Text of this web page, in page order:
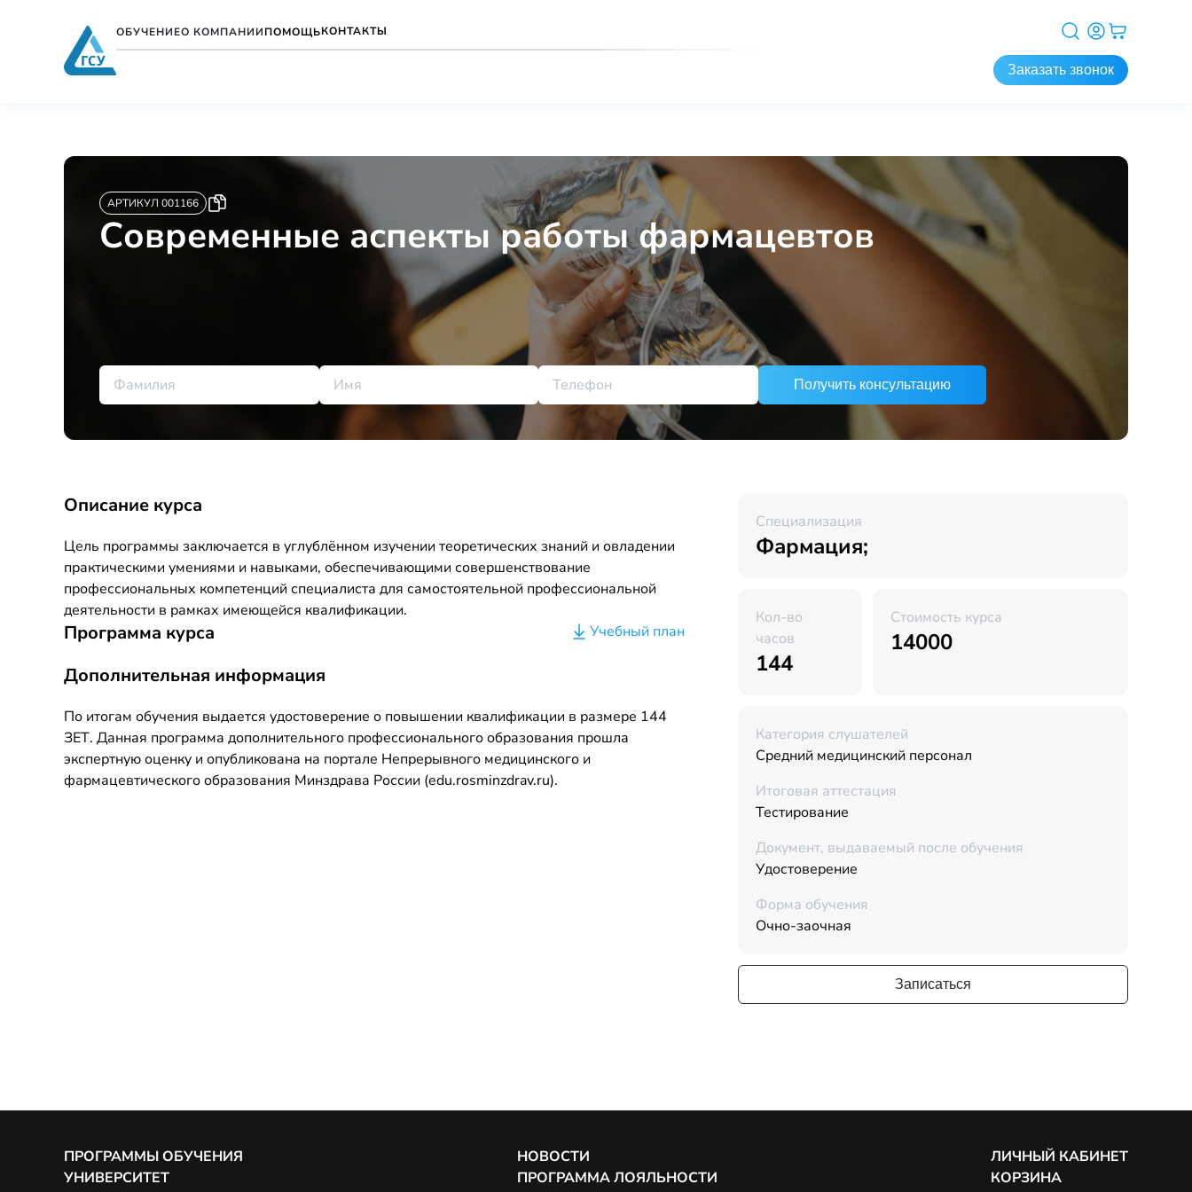
ОБУЧЕНИЕО КОМПАНИИПОМОЩЬКОНТАКТЫ
Заказать звонок
АРТИКУЛ 001166
Современные аспекты работы фармацевтов
Получить консультацию
Описание курса
Цель программы заключается в углублённом изучении теоретических знаний и овладении
практическими умениями и навыками, обеспечивающими совершенствование
профессиональных компетенций специалиста для самостоятельной профессиональной
деятельности в рамках имеющейся квалификации.
Программа курса Учебный план
Дополнительная информация
По итогам обучения выдается удостоверение о повышении квалификации в размере 144
ЗЕТ. Данная программа дополнительного профессионального образования прошла
экспертную оценку и опубликована на портале Непрерывного медицинского и
фармацевтического образования Минздрава России (edu.rosminzdrav.ru).
Специализация
Фармация;
Кол-во
часов
144
Стоимость курса
14000
Категория слушателей
Средний медицинский персонал
Итоговая аттестация
Тестирование
Документ, выдаваемый после обучения
Удостоверение
Форма обучения
Очно-заочная
Записаться
ПРОГРАММЫ ОБУЧЕНИЯ
УНИВЕРСИТЕТ
НОВОСТИ
ПРОГРАММА ЛОЯЛЬНОСТИ
ЛИЧНЫЙ КАБИНЕТ
КОРЗИНА